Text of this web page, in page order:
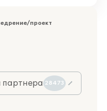
проект
партнера 28473